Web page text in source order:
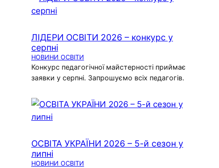
ЛІДЕРИ ОСВІТИ 2026 – конкурс у
серпні
НОВИНИ ОСВІТИ
Конкурс педагогічної майстерності приймає
заявки у серпні. Запрошуємо всіх педагогів.
ОСВІТА УКРАЇНИ 2026 – 5-й сезон у
липні
НОВИНИ ОСВІТИ